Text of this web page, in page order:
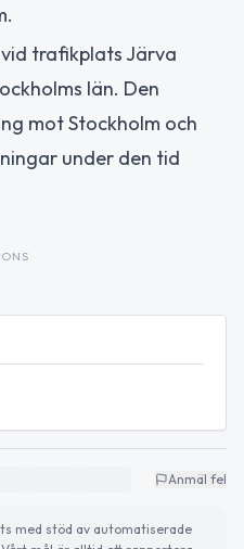
trafikplats Järva
län. Den
mot Stockholm och
under den tid
Anmäl fel
med stöd av automatiserade